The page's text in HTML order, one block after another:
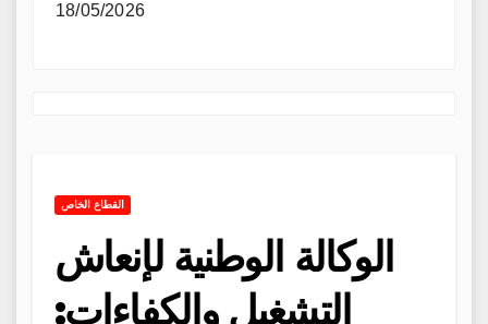
18/05/2026
القطاع الخاص
الوكالة الوطنية لإنعاش
التشغيل والكفاءات: